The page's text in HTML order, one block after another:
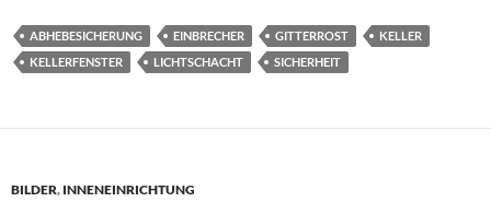
ABHEBESICHERUNG EINBRECHER GITTERROST
KELLER
KELLERFENSTER
LICHTSCHACHT SICHERHEIT
BILDER, INNENEINRICHTUNG